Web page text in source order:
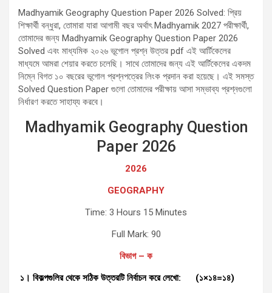
Madhyamik Geography Question Paper 2026 Solved: প্রিয়
শিক্ষার্থী বন্ধুরা, তোমারা যারা আগামী বছর অর্থাৎ Madhyamik 2027 পরীক্ষার্থী,
তোমাদের জন্য Madhyamik Geography Question Paper 2026
Solved এবং মাধ্যমিক ২০২৬ ভূগোল প্রশ্ন উত্তর pdf এই আর্টিকেলের
মাধ্যমে আমরা শেয়ার করতে চলেছি। সাথে তোমাদের জন্য এই আর্টিকেলের একদম
নিম্নে বিগত ১০ বছরের ভূগোল প্রশ্নপত্রের লিংক প্রদান করা হয়েছে। এই সমস্ত
Solved Question Paper গুলো তোমাদের পরীক্ষায় আসা সম্ভাব্য প্রশ্নগুলো
নির্ধারণ করতে সাহায্য করবে।
Madhyamik Geography Question
Paper 2026
2026
GEOGRAPHY
Time: 3 Hours 15 Minutes
Full Mark: 90
বিভাগ – ক
১। বিকল্পগুলির থেকে সঠিক উত্তরটি নির্বাচন করে লেখো: (১×১৪=১৪)